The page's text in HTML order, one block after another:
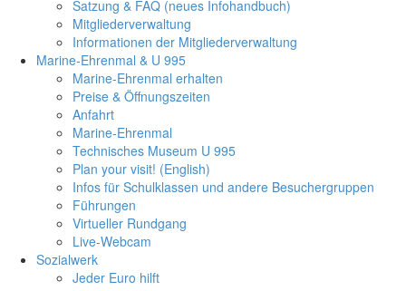
Satzung & FAQ (neues Infohandbuch)
Mitgliederverwaltung
Informationen der Mitgliederverwaltung
Marine-Ehrenmal & U 995
Marine-Ehrenmal erhalten
Preise & Öffnungszeiten
Anfahrt
Marine-Ehrenmal
Technisches Museum U 995
Plan your visit! (English)
Infos für Schulklassen und andere Besuchergruppen
Führungen
Virtueller Rundgang
Live-Webcam
Sozialwerk
Jeder Euro hilft